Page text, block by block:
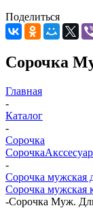
Поделиться
Сорочка
Главная
-
Каталог
-
Сорочка
Сорочка
-
Сорочка мужская
Сорочка мужская
-Сорочка Муж.